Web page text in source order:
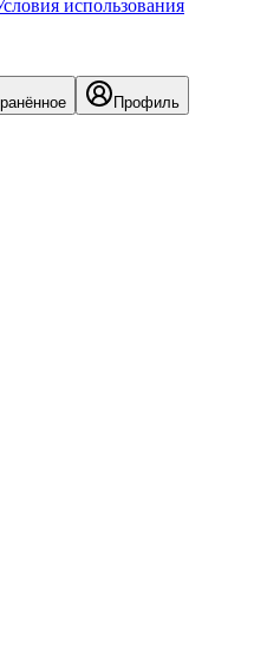
использования
Профиль